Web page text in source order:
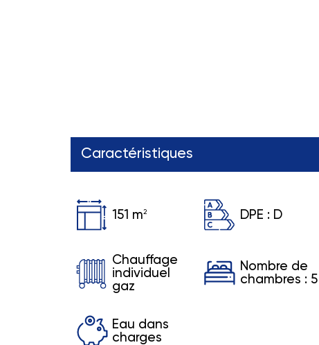
Caractéristiques
151 m2 DPE : D
Chauffage
individuel
gaz
Nombre de
chambres : 5
Eau dans
charges